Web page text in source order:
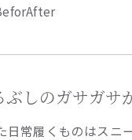
しのガサガサ
常履くものはスニ